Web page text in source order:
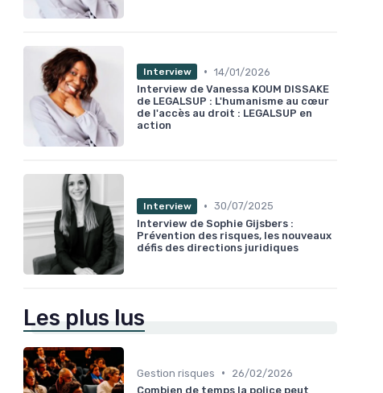
Interview • 14/01/2026
Interview de Vanessa KOUM DISSAKE
de LEGALSUP : L'humanisme au cœur
de l'accès au droit : LEGALSUP en
action
Interview • 30/07/2025
Interview de Sophie Gijsbers :
Prévention des risques, les nouveaux
défis des directions juridiques
Les plus lus
Gestion risques •
26/02/2026
Combien de temps la police peut